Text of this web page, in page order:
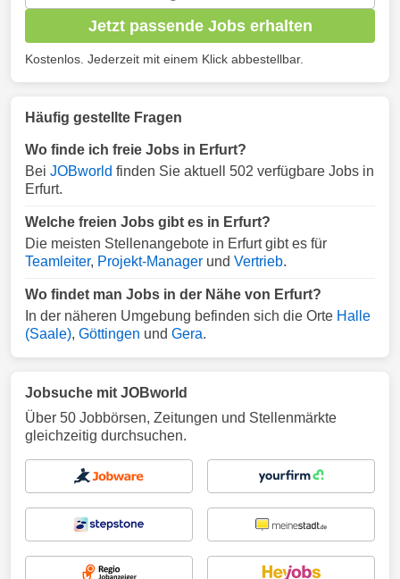
Jetzt passende Jobs erhalten
Kostenlos. Jederzeit mit einem Klick abbestellbar.
Häufig gestellte Fragen
Wo finde ich freie Jobs in Erfurt?
Bei JOBworld finden Sie aktuell 502 verfügbare Jobs in
Erfurt.
Welche freien Jobs gibt es in Erfurt?
Die meisten Stellenangebote in Erfurt gibt es für
Teamleiter, Projekt-Manager und Vertrieb.
Wo findet man Jobs in der Nähe von Erfurt?
In der näheren Umgebung befinden sich die Orte Halle
(Saale), Göttingen und Gera.
Jobsuche mit JOBworld
Über 50 Jobbörsen, Zeitungen und Stellenmärkte
gleichzeitig durchsuchen.